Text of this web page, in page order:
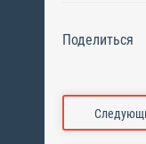
Поделиться